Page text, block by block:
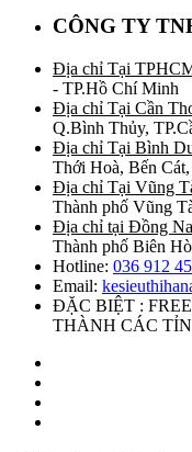
CÔNG TY
Địa chỉ Tại
- TP.Hồ Chí Minh
Địa chỉ Tại Cần
Q.Bình Thủy,
Địa chỉ Tại Bình
Thới Hoà, Bến
Địa chỉ Tại Vũng
Thành phố Vũng
Địa chỉ tại Đồng
Thành phố Biên
Hotline: 036 912
Email:
ĐẶC BIỆT :
THÀNH CÁC